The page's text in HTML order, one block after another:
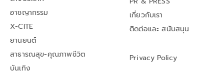
อาชญากรรม
X-CITE
ยานยนต์
สาธารณสุข-คุณภาพชีวิต
บันเทิง
เกี่ยวกับเรา
ติดต่อและ สนับสนุน
Privacy Policy